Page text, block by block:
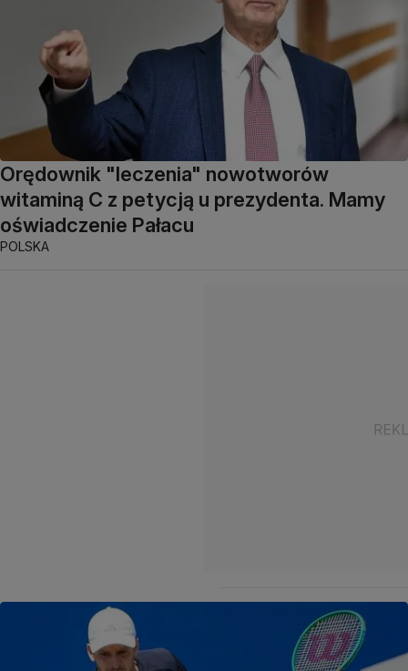
Orędownik "leczenia" nowotworów
witaminą C z petycją u prezydenta. Mamy
oświadczenie Pałacu
POLSKA